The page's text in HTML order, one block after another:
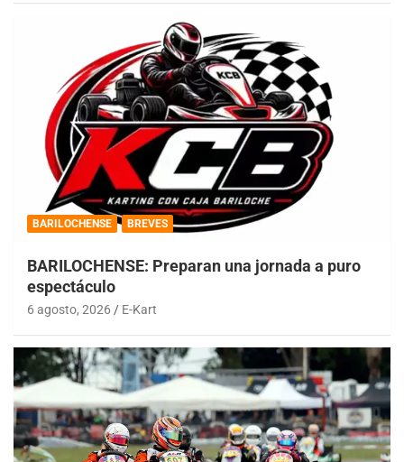
BARILOCHENSE BREVES
BARILOCHENSE: Preparan una jornada a puro
espectáculo
6 agosto, 2026 E-Kart